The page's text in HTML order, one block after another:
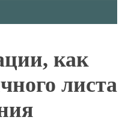
как
листа